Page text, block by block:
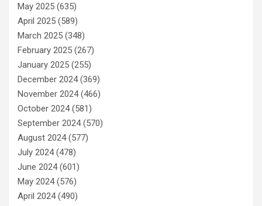
May 2025 (635)
April 2025 (589)
March 2025 (348)
February 2025 (267)
January 2025 (255)
December 2024(369)
November 2024(466)
October 2024(581)
September 2024(570)
August 2024(577)
July 2024(478)
June 2024(601)
May 2024(576)
April 2024(490)